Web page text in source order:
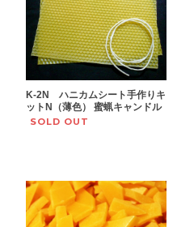
K-2N ハニカムシート手作りキ
ットN（薄色） 蜜蝋キャンドル
SOLD OUT